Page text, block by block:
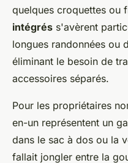
quelques croquettes ou
intégrés s'avèrent
longues randonnées ou
éliminant le besoin de
accessoires séparés.
Pour les propriétaires
en-un représentent un
dans le sac à dos ou la
fallait jongler entre la